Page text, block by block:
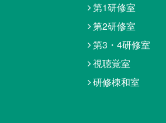
第1研修室
第2研修室
第3・4研修室
視聴覚室
研修棟和室